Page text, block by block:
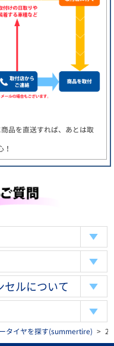
品を直送すれば、あとは取
セルについて
タイヤを探す(summertire) >